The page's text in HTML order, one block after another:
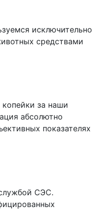
исключительно
средствами
за наши
абсолютно
показателях
СЭС.